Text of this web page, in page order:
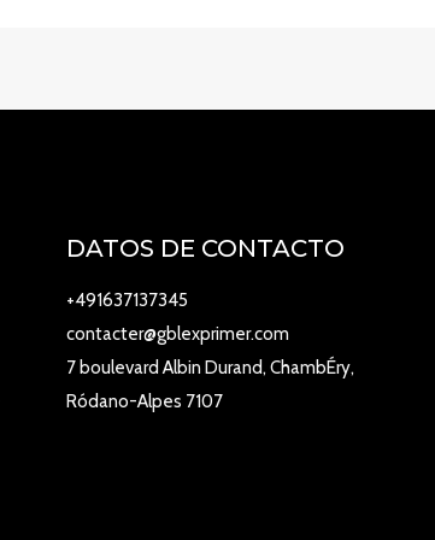
DATOS DE CONTACTO
+491637137345
contacter@gblexprimer.com
7 boulevard Albin Durand, ChambÉry,
Ródano-Alpes 7107